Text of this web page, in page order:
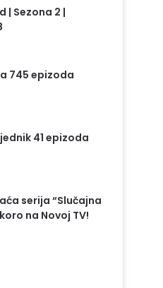
| Sezona 2 |
745 epizoda
41 epizoda
serija “Slučajna
na Novoj TV!